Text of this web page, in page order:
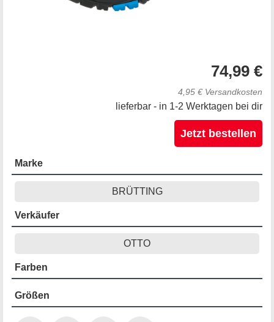
74,99 €
4,95 € Versandkosten
lieferbar - in 1-2 Werktagen bei dir
Jetzt bestellen
Marke
BRÜTTING
Verkäufer
OTTO
Farben
Größen